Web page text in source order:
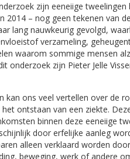
zijn eeneiige tweelingen
2014 – nog geen tekenen van
lang nauwkeurig gevolgd,
verzameling,
waarom sommige mensen
onderzoek zijn Pieter Jelle
kan ons veel vertellen over de
ontstaan van een ziekte.
binnen deze eeneiige
door erfelijke aanleg
alleen verklaard worden
beweging, werk of andere